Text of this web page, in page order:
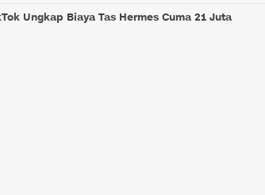
Ungkap Biaya Tas Hermes Cuma 21 Juta